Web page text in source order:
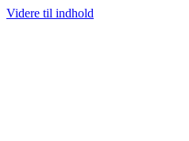
Videre til indhold